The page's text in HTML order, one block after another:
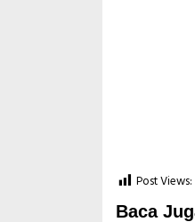
Post Views:
Baca